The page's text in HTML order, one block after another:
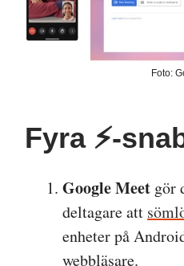
Foto:
Fyra ⚡️-
Google Meet gör
deltagare att
enheter på
webbläsare.